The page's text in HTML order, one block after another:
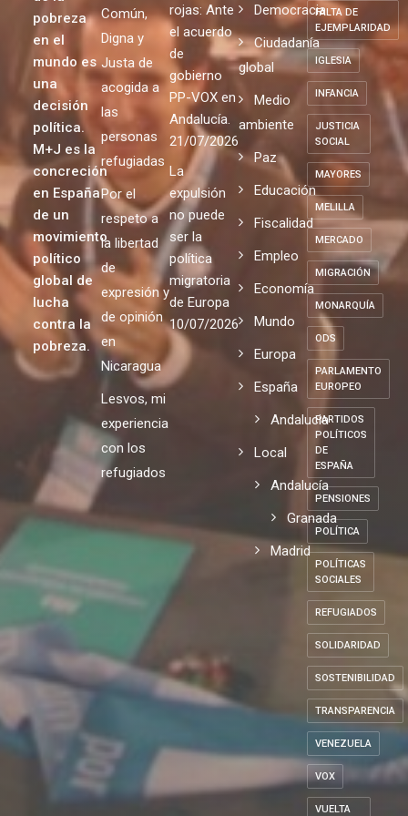
pobreza
en el
mundo es
una
decisión
política.
M+J es la
concreción
en España
de un
movimiento
político
global de
lucha
contra la
pobreza.
Común,
Digna y
Justa de
acogida a
las
personas
refugiadas
Por el
respeto a
la libertad
de
expresión y
de opinión
en
Nicaragua
Lesvos, mi
experiencia
con los
refugiados
rojas: Ante
el acuerdo
de
gobierno
PP-VOX en
Andalucía.
21/07/2026
La
expulsión
no puede
ser la
política
migratoria
de Europa
10/07/2026
Democracia
Ciudadanía
global
Medio
ambiente
Paz
Educación
Fiscalidad
Empleo
Economía
Mundo
Europa
España
Andalucia
Local
Andalucía
Granada
Madrid
FALTA DE
EJEMPLARIDAD
IGLESIA
INFANCIA
JUSTICIA
SOCIAL
MAYORES
MELILLA
MERCADO
MIGRACIÓN
MONARQUÍA
ODS
PARLAMENTO
EUROPEO
PARTIDOS
POLÍTICOS
DE
ESPAÑA
PENSIONES
POLÍTICA
POLÍTICAS
SOCIALES
REFUGIADOS
SOLIDARIDAD
SOSTENIBILIDAD
TRANSPARENCIA
VENEZUELA
VOX
VUELTA